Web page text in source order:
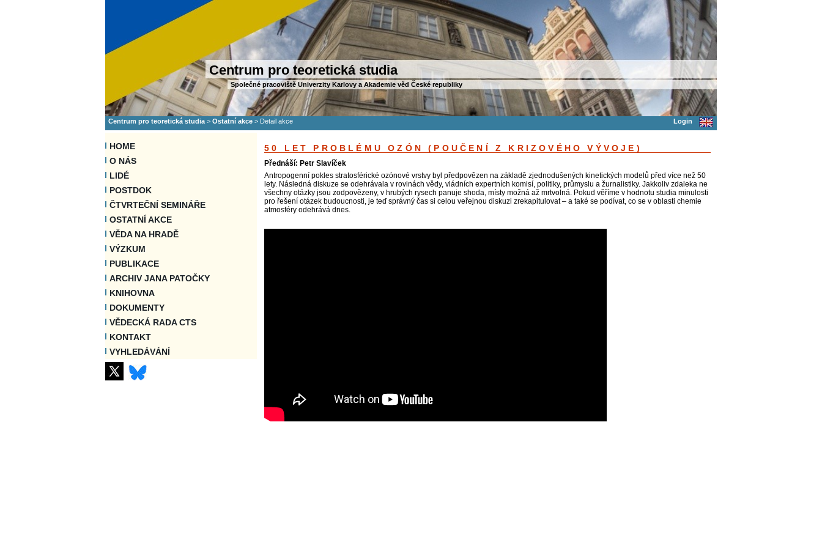
Centrum pro teoretická studia
Společné pracoviště Univerzity Karlovy a Akademie věd České republiky
Centrum pro teoretická studia > Ostatní akce > Detail akce Login
HOME
O NÁS
LIDÉ
POSTDOK
ČTVRTEČNÍ SEMINÁŘE
OSTATNÍ AKCE
VĚDA NA HRADĚ
VÝZKUM
PUBLIKACE
ARCHIV JANA PATOČKY
KNIHOVNA
DOKUMENTY
VĚDECKÁ RADA CTS
KONTAKT
VYHLEDÁVÁNÍ
50 LET PROBLÉMU OZÓN (POUČENÍ Z KRIZOVÉHO VÝVOJE)
Přednáší: Petr Slavíček
Antropogenní pokles stratosférické ozónové vrstvy byl předpovězen na základě zjednodušených kinetických modelů před více než 50
lety. Následná diskuze se odehrávala v rovinách vědy, vládních expertních komisí, politiky, průmyslu a žurnalistiky. Jakkoliv zdaleka ne
všechny otázky jsou zodpovězeny, v hrubých rysech panuje shoda, místy možná až mrtvolná. Pokud věříme v hodnotu studia minulosti
pro řešení otázek budoucnosti, je teď správný čas si celou veřejnou diskuzi zrekapitulovat – a také se podívat, co se v oblasti chemie
atmosféry odehrává dnes.